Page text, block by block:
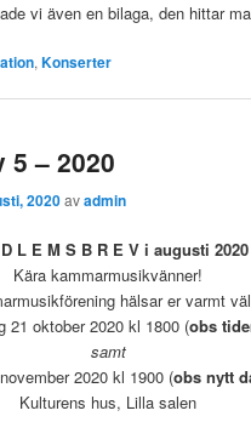
vi även en bilaga, den hittar
,Konserter
5 – 2020
2020avadmin
L E M S B R E V i augusti 2020
Kära kammarmusikvänner!
hälsar er varmt
21 oktober 2020 kl 1800 (obs
samt
2020 kl 1900 (obs nytt
Kulturens hus, Lilla salen